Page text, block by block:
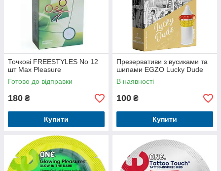
Точкові FREESTYLES No 12
шт Max Pleasure
Готово до відправки
180 ₴
Купити
Презервативи з вусиками та
шипами EGZO Lucky Dude
В наявності
100 ₴
Купити